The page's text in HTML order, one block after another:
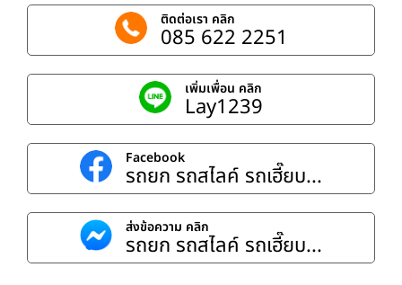
ติดต่อเรา คลิก
085 622 2251
เพิ่มเพื่อน คลิก
Lay1239
Facebook
รถยก รถสไลค์ รถเฮี๊ยบ...
ส่งข้อความ คลิก
รถยก รถสไลค์ รถเฮี๊ยบ...